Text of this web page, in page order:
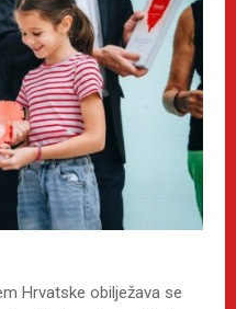
Hrvatske obilježava se